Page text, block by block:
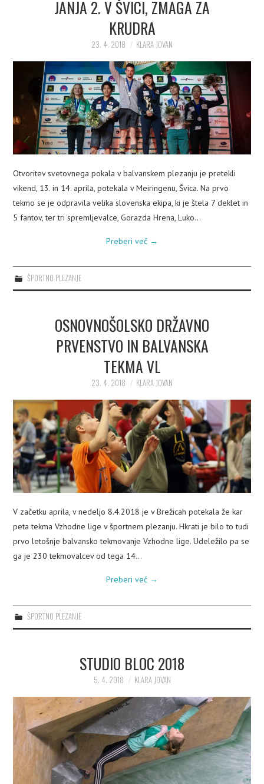
JANJA 2. V ŠVICI, ZMAGA ZA
KRUDRA
23. 4. 2018 KLARA JOVAN
Otvoritev svetovnega pokala v balvanskem plezanju je pretekli
vikend, 13. in 14. aprila, potekala v Meiringenu, Švica. Na prvo
tekmo se je odpravila velika slovenska ekipa, ki je štela 7 deklet in
5 fantov, ter tri spremljevalce, Gorazda Hrena, Luko…
Preberi več →
ŠPORTNO PLEZANJE
OSNOVNOŠOLSKO DRŽAVNO
PRVENSTVO IN BALVANSKA
TEKMA VL
23. 4. 2018 KLARA JOVAN
V začetku aprila, v nedeljo 8.4.2018 je v Brežicah potekala že kar
peta tekma Vzhodne lige v športnem plezanju. Hkrati je bilo to tudi
prvo letošnje balvansko tekmovanje Vzhodne lige. Udeležilo pa se
ga je 230 tekmovalcev od tega 14…
Preberi več →
ŠPORTNO PLEZANJE
STUDIO BLOC 2018
5. 4. 2018 KLARA JOVAN